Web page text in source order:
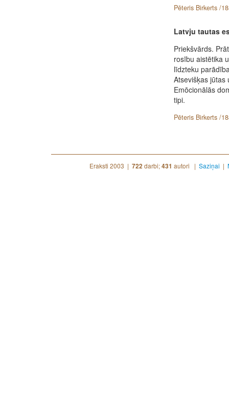
Pēteris Birkerts /
Latvju tautas
Priekšvārds.
rosību aistētika
līdzteku
Atsevišķas jūtas
Emōcionālās
tipi.
Pēteris Birkerts /
Eraksti 2003 | 722 darbi;431 autori | Saziņai |